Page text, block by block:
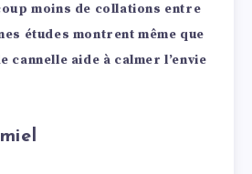
moins de collations entre
études montrent même que
cannelle aide à calmer l’envie